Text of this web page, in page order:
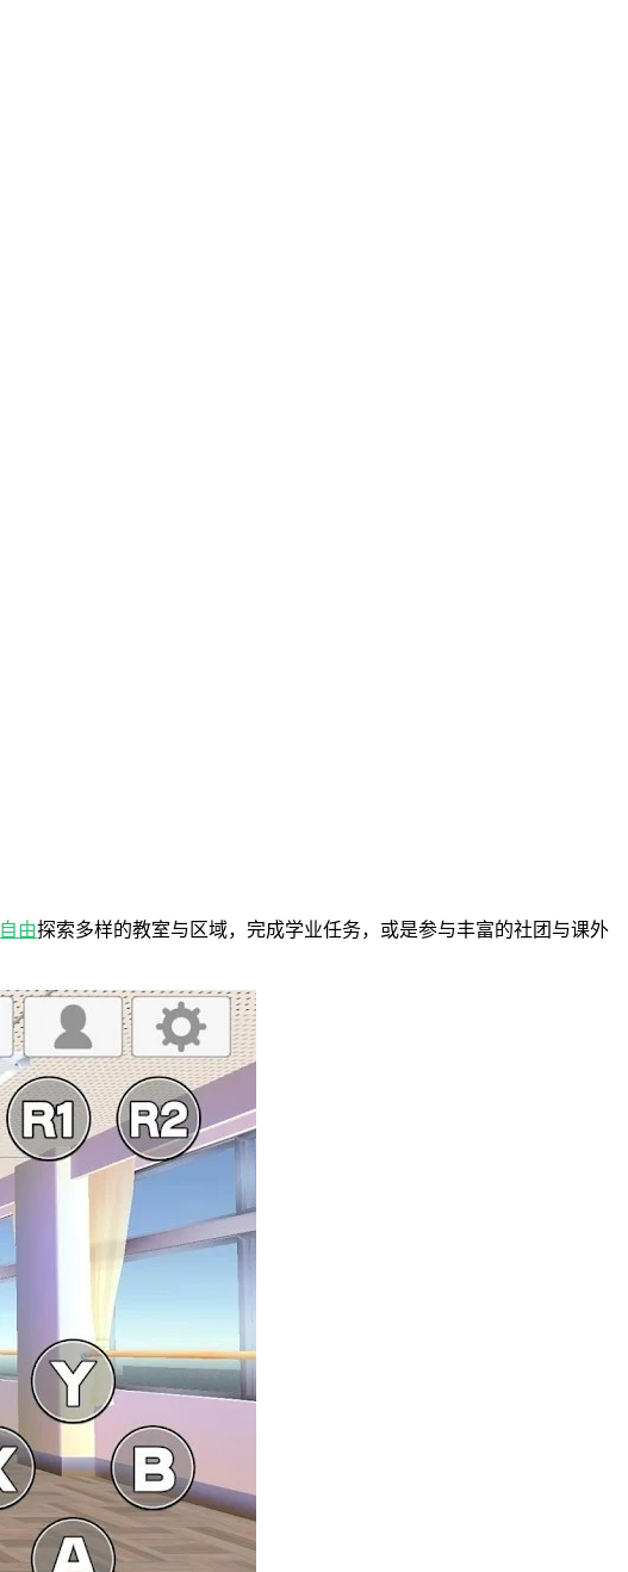
自由探索多样的教室与区域，完成学业任务，或是参与丰富的社团与课外